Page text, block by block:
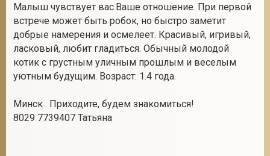
Малыш чувствует вас.Ваше отношение. При первой
встрече может быть робок, но быстро заметит
добрые намерения и осмелеет. Красивый, игривый,
ласковый, любит гладиться. Обычный молодой
котик с грустным уличным прошлым и веселым
уютным будущим. Возраст: 1.4 года.
Минск . Приходите, будем знакомиться!
8029 7739407 Татьяна